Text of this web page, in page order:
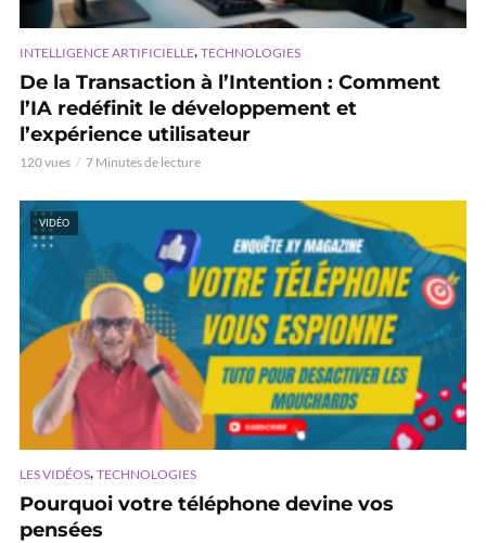
INTELLIGENCE ARTIFICIELLE, TECHNOLOGIES
De la Transaction à l’Intention : Comment
l’IA redéfinit le développement et
l’expérience utilisateur
120 vues 7 Minutes de lecture
VIDÉO
LES VIDÉOS, TECHNOLOGIES
Pourquoi votre téléphone devine vos
pensées